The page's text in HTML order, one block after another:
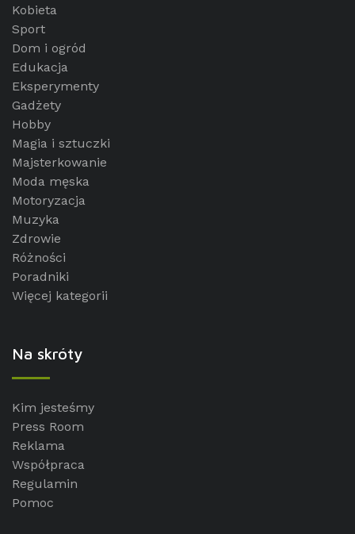
Kobieta
Sport
Dom i ogród
Edukacja
Eksperymenty
Gadżety
Hobby
Magia i sztuczki
Majsterkowanie
Moda męska
Motoryzacja
Muzyka
Zdrowie
Różności
Poradniki
Więcej kategorii
Na skróty
Kim jesteśmy
Press Room
Reklama
Współpraca
Regulamin
Pomoc